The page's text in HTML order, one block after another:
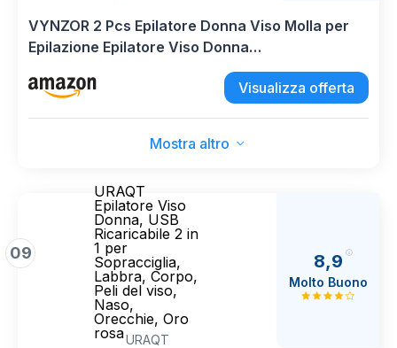
VYNZOR 2 Pcs Epilatore Donna Viso Molla per
Epilazione Epilatore Viso Donna
Professiona,Rimozione Peli Facciali con Design
Ergonomico,Strumento di Precisione per
Visualizza offerta
Mostra altro
09
URAQT
Epilatore Viso
Donna, USB
Ricaricabile 2 in
1 per
Sopracciglia,
Labbra, Corpo,
Peli del viso,
Naso,
Orecchie, Oro
rosaURAQT
8,9
Molto Buono